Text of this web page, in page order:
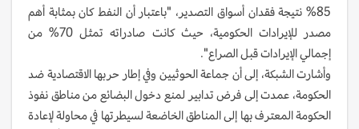
85% نتيجة فقدان أسواق التصدير، "باعتبار أن النفط كان بمثابة أهم
مصدر للإيرادات الحكومية، حيث كانت صادراته تمثل 70% من
إجمالي الإيرادات قبل الصراع".
وأشارت الشبكة، إلى أن جماعة الحوثيين وفي إطار حربها الاقتصادية ضد
الحكومة، عمدت إلى فرض تدابير لمنع دخول البضائع من مناطق نفوذ
الحكومة المعترف بها إلى المناطق الخاضعة لسيطرتها في محاولة لإعادة